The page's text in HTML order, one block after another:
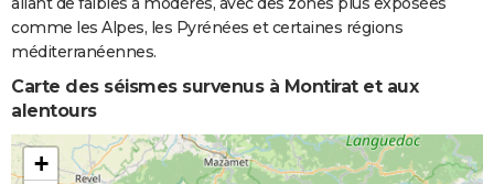
et/ou
Coulées de
Boue
comme les Alpes, les Pyrénées et certaines régions
méditerranéennes.
Carte des séismes survenus à Montirat et aux
alentours
+